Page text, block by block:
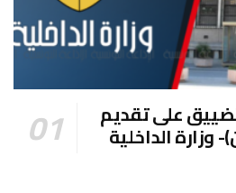
على تقديم
الداخلية